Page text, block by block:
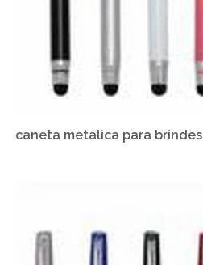
caneta metálica para brindes